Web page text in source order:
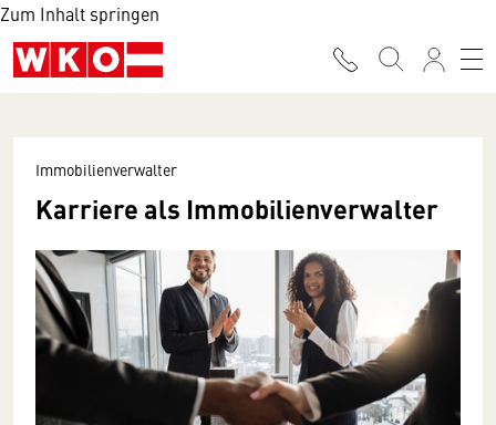
Zum Inhalt springen
Immobilienverwalter
Karriere als Immobilienverwalter